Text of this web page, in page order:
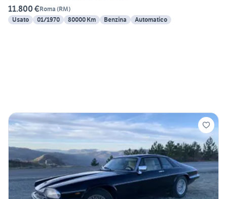
11.800 €Roma (RM)
Usato
01/1970 80000 Km Benzina Automatico